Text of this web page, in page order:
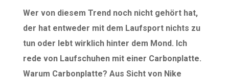
Wer von diesem Trend noch nicht gehört hat,
der hat entweder mit dem Laufsport nichts zu
tun oder lebt wirklich hinter dem Mond. Ich
rede von Laufschuhen mit einer Carbonplatte.
Warum Carbonplatte? Aus Sicht von Nike